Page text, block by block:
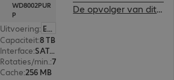
WD8002PUR
P
Uitvoering: Europa
Capaciteit:8 TB
Interface:
SATA 3.0 (6 Gbit/s) 8,9 cm (3,5")
Rotaties/min. : 7.200 rpm
Cache:256 MB
De opvolger van dit product bekijken